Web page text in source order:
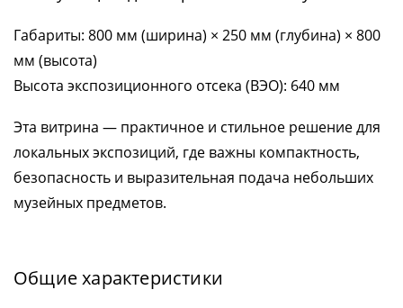
Габариты: 800 мм (ширина) × 250 мм (глубина) × 800
мм (высота)
Высота экспозиционного отсека (ВЭО): 640 мм
Эта витрина — практичное и стильное решение для
локальных экспозиций, где важны компактность,
безопасность и выразительная подача небольших
музейных предметов.
Общие характеристики